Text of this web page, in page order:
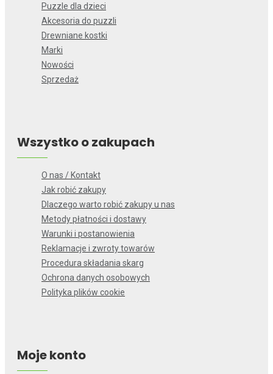
Puzzle dla dzieci
Akcesoria do puzzli
Drewniane kostki
Marki
Nowości
Sprzedaż
Wszystko o zakupach
O nas / Kontakt
Jak robić zakupy
Dlaczego warto robić zakupy u nas
Metody płatności i dostawy
Warunki i postanowienia
Reklamacje i zwroty towarów
Procedura składania skarg
Ochrona danych osobowych
Polityka plików cookie
Moje konto